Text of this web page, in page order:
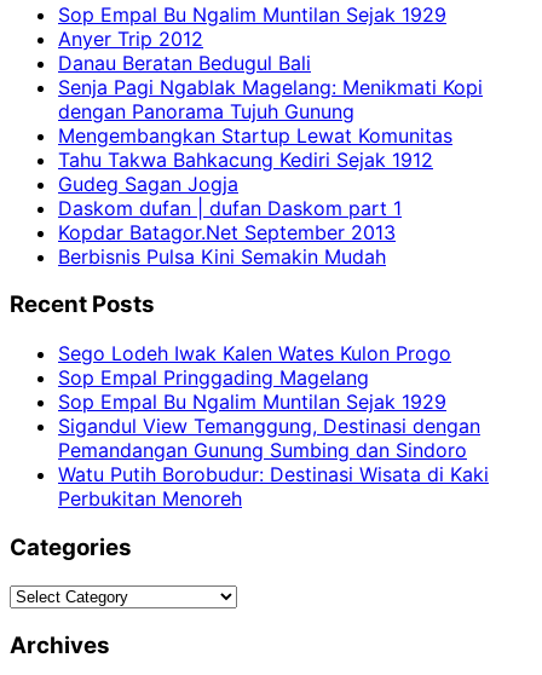
Sop Empal Bu Ngalim Muntilan Sejak 1929
Anyer Trip 2012
Danau Beratan Bedugul Bali
Senja Pagi Ngablak Magelang: Menikmati Kopi
dengan Panorama Tujuh Gunung
Mengembangkan Startup Lewat Komunitas
Tahu Takwa Bahkacung Kediri Sejak 1912
Gudeg Sagan Jogja
Daskom dufan | dufan Daskom part 1
Kopdar Batagor.Net September 2013
Berbisnis Pulsa Kini Semakin Mudah
Recent Posts
Sego Lodeh Iwak Kalen Wates Kulon Progo
Sop Empal Pringgading Magelang
Sop Empal Bu Ngalim Muntilan Sejak 1929
Sigandul View Temanggung, Destinasi dengan
Pemandangan Gunung Sumbing dan Sindoro
Watu Putih Borobudur: Destinasi Wisata di Kaki
Perbukitan Menoreh
Categories
Categories
Archives